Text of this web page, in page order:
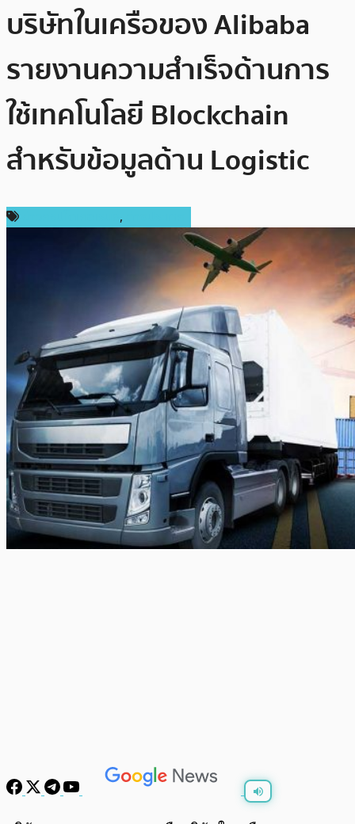
บริษัทในเครือของ Alibaba
รายงานความสำเร็จด้านการ
ใช้เทคโนโลยี Blockchain
สำหรับข้อมูลด้าน Logistic
,